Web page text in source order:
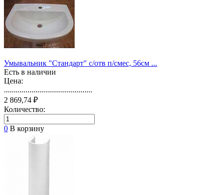
Умывальник "Стандарт" с/отв п/смес, 56см ...
Есть в наличии
Цена:
.............................................
2 869,74 ₽
Количество:
0 В корзину